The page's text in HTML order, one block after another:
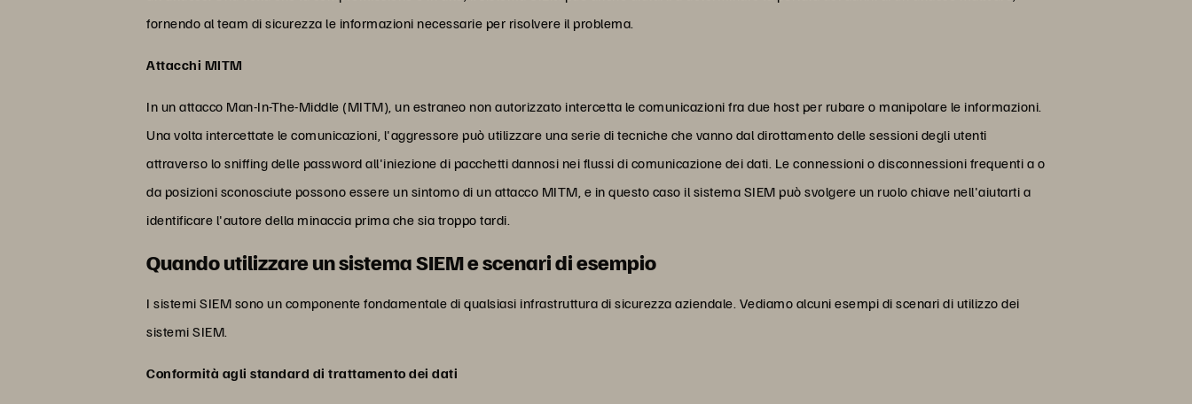
fornendo al team di sicurezza le informazioni necessarie per risolvere il problema.
Attacchi MITM
In un attacco Man-In-The-Middle (MITM), un estraneo non autorizzato intercetta le comunicazioni fra due host per rubare o manipolare le informazioni.
Una volta intercettate le comunicazioni, l'aggressore può utilizzare una serie di tecniche che vanno dal dirottamento delle sessioni degli utenti
attraverso lo sniffing delle password all'iniezione di pacchetti dannosi nei flussi di comunicazione dei dati. Le connessioni o disconnessioni frequenti a o
da posizioni sconosciute possono essere un sintomo di un attacco MITM, e in questo caso il sistema SIEM può svolgere un ruolo chiave nell'aiutarti a
identificare l'autore della minaccia prima che sia troppo tardi.
Quando utilizzare un sistema SIEM e scenari di esempio
I sistemi SIEM sono un componente fondamentale di qualsiasi infrastruttura di sicurezza aziendale. Vediamo alcuni esempi di scenari di utilizzo dei
sistemi SIEM.
Conformità agli standard di trattamento dei dati